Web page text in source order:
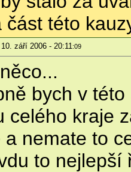
část této
září 2006 - 20:11 :09
bych v
celého kraje
a nemate to
to nejlepší